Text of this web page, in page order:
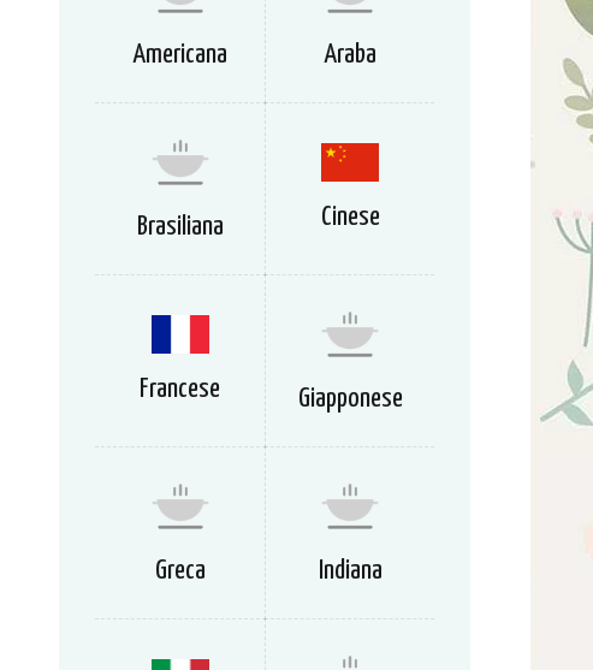
Americana Araba
Brasiliana Cinese
Francese Giapponese
Greca Indiana